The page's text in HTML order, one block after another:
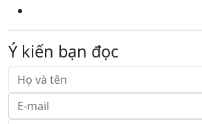
Ý kiến bạn đọc